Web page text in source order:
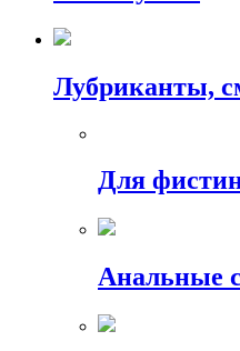
Лубриканты,
Для
Анальные